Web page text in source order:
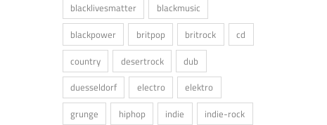
blacklivesmatter
blackmusic
blackpower
britpop britrock
cd
country
desertrock
dub
duesseldorf
electro
elektro
grunge
hiphop indie
indie-rock